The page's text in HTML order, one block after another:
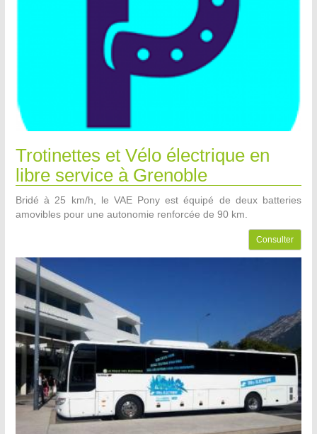
Trotinettes et Vélo électrique en
libre service à Grenoble
Bridé à 25 km/h, le VAE Pony est équipé de deux batteries
amovibles pour une autonomie renforcée de 90 km.
Consulter